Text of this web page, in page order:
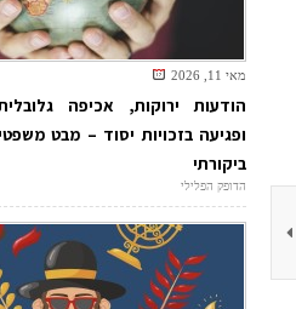
מאי 11, 2026
הודעות ירוקות, אכיפה
ופגיעה בזכויות יסוד – מבט
ביקורתי
הדופק הפלילי